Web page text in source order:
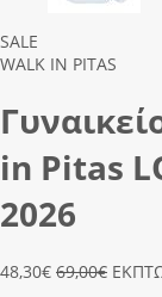
Previous
Next
SALE
WALK IN PITAS
in Pitas
2026
48,30€ 69,00€